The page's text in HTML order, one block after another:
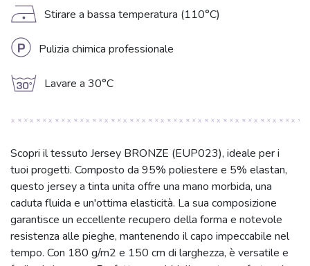
D Stirare a bassa temperatura (110°C)
L Pulizia chimica professionale
g Lavare a 30°C
Scopri il tessuto Jersey BRONZE (EUP023), ideale per i
tuoi progetti. Composto da 95% poliestere e 5% elastan,
questo jersey a tinta unita offre una mano morbida, una
caduta fluida e un'ottima elasticità. La sua composizione
garantisce un eccellente recupero della forma e notevole
resistenza alle pieghe, mantenendo il capo impeccabile nel
tempo. Con 180 g/m2 e 150 cm di larghezza, è versatile e